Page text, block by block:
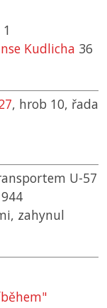
1
Kudlicha 36
, hrob 10, řada
U-57
zahynul